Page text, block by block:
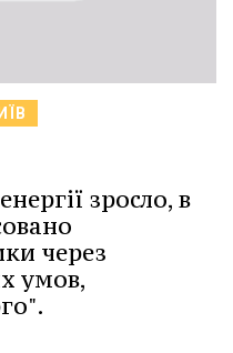
зросло, в
через
умов,